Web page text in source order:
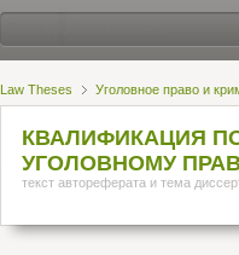
Law Theses Уголовное право и
КВАЛИФИКАЦИЯ
УГОЛОВНОМУ
текст автореферата и тема